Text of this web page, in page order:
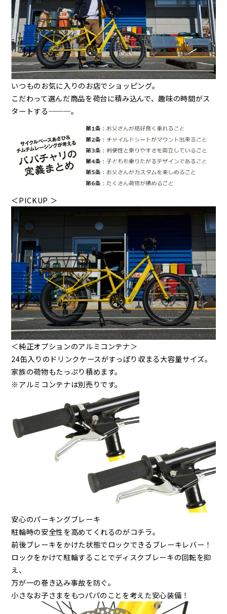
いつものお気に入りのお店でショッピング。
こだわって選んだ商品を荷台に積み込んで、趣味の時間がス
タートする───。
＜PICKUP ＞
＜純正オプションのアルミコンテナ＞
24缶入りのドリンクケースがすっぽり収まる大容量サイズ。
家族の荷物もたっぷり積めます。
※アルミコンテナは別売りです。
安心のパーキングブレーキ
駐輪時の安全性を高めてくれるのがコチラ。
前後ブレーキをかけた状態でロックできるブレーキレバー！
ロックをかけて駐輪することでディスクブレーキの回転を抑
え、
万が一の巻き込み事故を防ぐ。
小さなお子さまをもつパパのことを考えた安心装備！